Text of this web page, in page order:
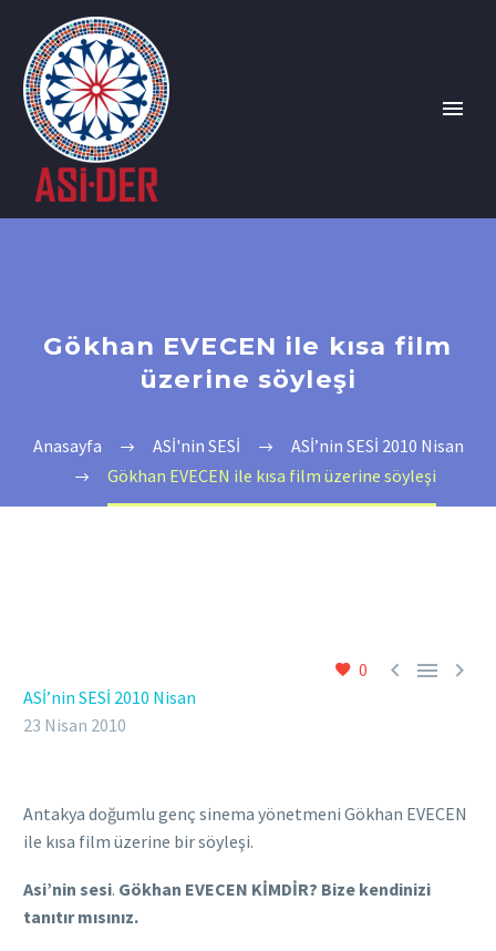
Gökhan EVECEN ile kısa film
üzerine söyleşi
Anasayfa ASİ'nin SESİ
ASİ’nin SESİ 2010 Nisan
Gökhan EVECEN ile kısa film üzerine söyleşi
0   
ASİ’nin SESİ 2010 Nisan
23 Nisan 2010
Antakya doğumlu genç sinema yönetmeni Gökhan EVECEN
ile kısa film üzerine bir söyleşi.
Asi’nin sesi. Gökhan EVECEN KİMDİR? Bize kendinizi
tanıtır mısınız.